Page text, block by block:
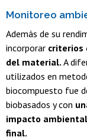
Monitoreo
Además de su
incorporar criterios
del material. A
utilizados en
biocompuesto fue
biobasados y con
impacto
final.